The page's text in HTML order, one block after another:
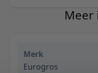
Meer
Merk
Eurogros